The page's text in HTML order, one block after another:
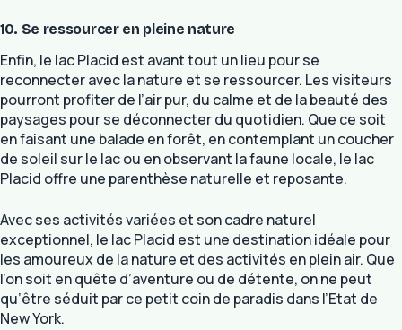
10. Se ressourcer en pleine nature
Enfin, le lac Placid est avant tout un lieu pour se
reconnecter avec la nature et se ressourcer. Les visiteurs
pourront profiter de l’air pur, du calme et de la beauté des
paysages pour se déconnecter du quotidien. Que ce soit
en faisant une balade en forêt, en contemplant un coucher
de soleil sur le lac ou en observant la faune locale, le lac
Placid offre une parenthèse naturelle et reposante.
Avec ses activités variées et son cadre naturel
exceptionnel, le lac Placid est une destination idéale pour
les amoureux de la nature et des activités en plein air. Que
l’on soit en quête d’aventure ou de détente, on ne peut
qu’être séduit par ce petit coin de paradis dans l’Etat de
New York.